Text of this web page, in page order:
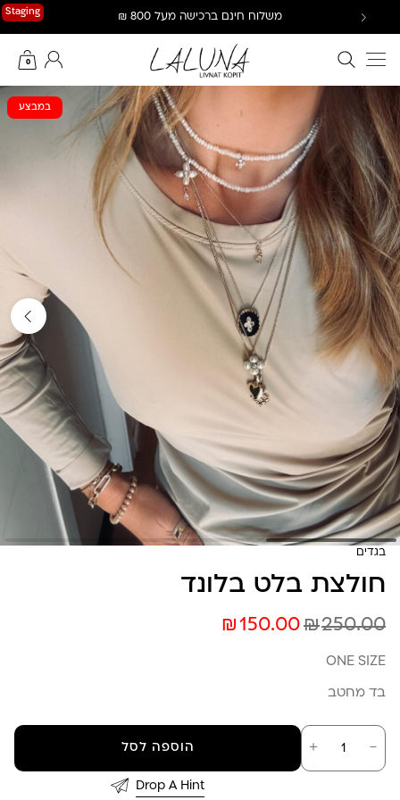
Staging משלוח חינם ברכישה מעל 800 ₪
חיפוש באתר
0
החשבון שלי
במבצע
בגדים
חולצת בלט בלונד
₪150.00₪250.00
ONE SIZE
בד מחטב
－
כמות
של
חולצת
＋ הוספה לסל
Drop A Hint